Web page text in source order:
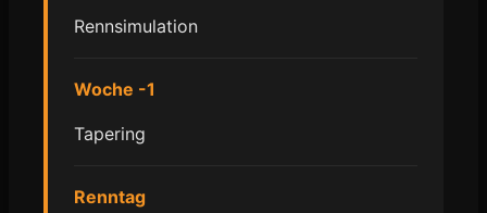
Rennsimulation
Woche -1
Tapering
Renntag